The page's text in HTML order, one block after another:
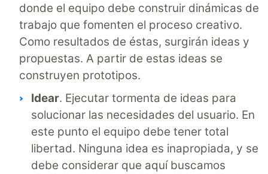
donde el equipo debe construir dinámicas de
trabajo que fomenten el proceso creativo.
Como resultados de éstas, surgirán ideas y
propuestas. A partir de estas ideas se
construyen prototipos.
Idear. Ejecutar tormenta de ideas para
solucionar las necesidades del usuario. En
este punto el equipo debe tener total
libertad. Ninguna idea es inapropiada, y se
debe considerar que aquí buscamos